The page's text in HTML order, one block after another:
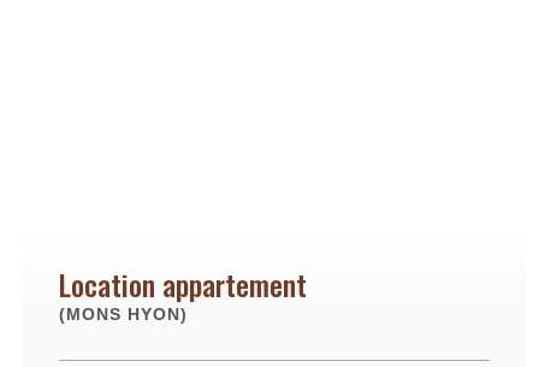
Location appartement
(MONS HYON)